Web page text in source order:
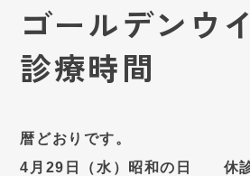
ゴールデンウ
診療時間
暦どおりです。
4月29日（水）昭和の日 休